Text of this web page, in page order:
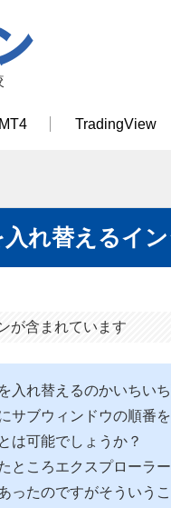
MT4 TradingView
れ替えるイ
が含まれています
入れ替えるのかいちい
サブウィンドウの順番
は可能でしょうか？
ところエクスプローラ
ったのですがそういう